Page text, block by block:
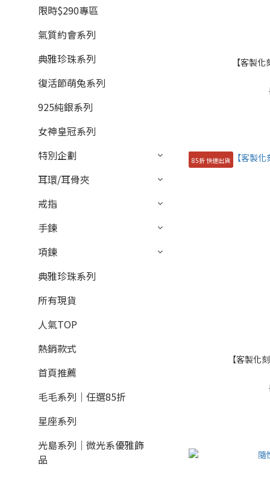
限時$290專區
氣質約會系列
典雅珍珠系列
復活節萌兔系列
925純銀系列
女神皇冠系列
特別企劃
耳環/耳骨夾
戒指
手鍊
項鍊
典雅珍珠系列
所有現貨
人氣TOP
熱銷款式
首頁推薦
毛毛系列｜任選85折
星座系列
光島系列｜微光系優雅飾
品
【客製
85折 快速出貨
【客製化